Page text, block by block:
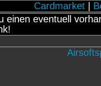
Cardmarket
einen eventuell